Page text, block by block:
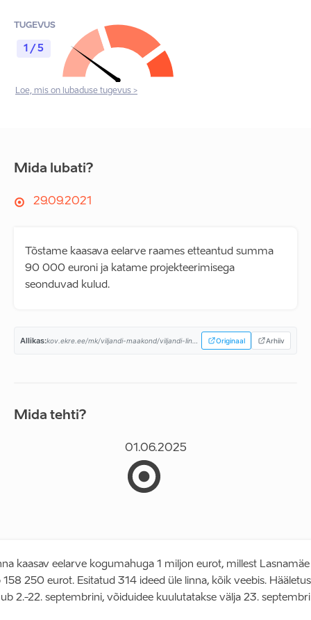
TUGEVUS
1 / 5
Loe, mis on lubaduse tugevus >
Mida lubati?
29.09.2021
Tõstame kaasava eelarve raames etteantud summa
90 000 euroni ja katame projekteerimisega
seonduvad kulud.
Allikas: Originaal Arhiiv
Mida tehti?
01.06.2025
kaasav eelarve kogumahuga 1 miljon eurot, millest Lasnamäe
158 250 eurot. Esitatud 314 ideed üle linna, kõik veebis. Hääletus
2.-22. septembrini, võiduidee kuulutatakse välja 23.